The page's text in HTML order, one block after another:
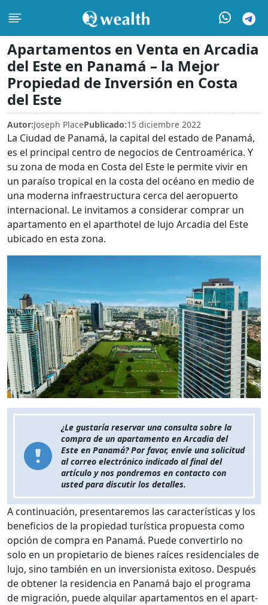
Apartamentos en Venta en Arcadia
del Este en Panamá – la Mejor
Propiedad de Inversión en Costa
del Este
Autor:Joseph PlacePublicado:15 diciembre 2022
La Ciudad de Panamá, la capital del estado de Panamá,
es el principal centro de negocios de Centroamérica. Y
su zona de moda en Costa del Este le permite vivir en
un paraíso tropical en la costa del océano en medio de
una moderna infraestructura cerca del aeropuerto
internacional. Le invitamos a considerar comprar un
apartamento en el aparthotel de lujo Arcadia del Este
ubicado en esta zona.
¿Le gustaría reservar una consulta sobre la
compra de un apartamento en Arcadia del
Este en Panamá? Por favor, envíe una solicitud
al correo electrónico indicado al final del
artículo y nos pondremos en contacto con
usted para discutir los detalles.
A continuación, presentaremos las características y los
beneficios de la propiedad turística propuesta como
opción de compra en Panamá. Puede convertirlo no
solo en un propietario de bienes raíces residenciales de
lujo, sino también en un inversionista exitoso. Después
de obtener la residencia en Panamá bajo el programa
de migración, puede alquilar apartamentos en el apart-